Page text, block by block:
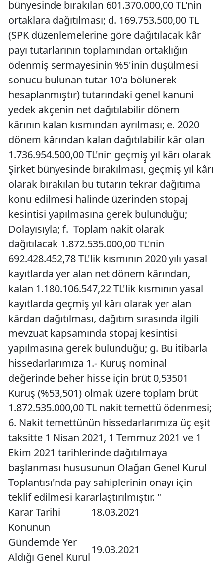
bünyesinde bırakılan 601.370.000,00 TL'nin
ortaklara dağıtılması; d. 169.753.500,00 TL
(SPK düzenlemelerine göre dağıtılacak kâr
payı tutarlarının toplamından ortaklığın
ödenmiş sermayesinin %5'inin düşülmesi
sonucu bulunan tutar 10'a bölünerek
hesaplanmıştır) tutarındaki genel kanuni
yedek akçenin net dağıtılabilir dönem
kârının kalan kısmından ayrılması; e. 2020
dönem kârından kalan dağıtılabilir kâr olan
1.736.954.500,00 TL'nin geçmiş̧ yıl kârı olarak
Şirket bünyesinde bırakılması, geçmiş yıl kârı
olarak bırakılan bu tutarın tekrar dağıtıma
konu edilmesi halinde üzerinden stopaj
kesintisi yapılmasına gerek bulunduğu;
Dolayısıyla; f. Toplam nakit olarak
dağıtılacak 1.872.535.000,00 TL'nin
692.428.452,78 TL'lik kısmının 2020 yılı yasal
kayıtlarda yer alan net dönem kârından,
kalan 1.180.106.547,22 TL'lik kısmının yasal
kayıtlarda geçmiş yıl kârı olarak yer alan
kârdan dağıtılması, dağıtım sırasında ilgili
mevzuat kapsamında stopaj kesintisi
yapılmasına gerek bulunduğu; g. Bu itibarla
hissedarlarımıza 1.- Kuruş nominal
değerinde beher hisse için brüt 0,53501
Kuruş (%53,501) olmak üzere toplam brüt
1.872.535.000,00 TL nakit temettü ödenmesi;
6. Nakit temettünün hissedarlarımıza üç eşit
taksitte 1 Nisan 2021, 1 Temmuz 2021 ve 1
Ekim 2021 tarihlerinde dağıtılmaya
başlanması hususunun Olağan Genel Kurul
Toplantısı'nda pay sahiplerinin onayı için
teklif edilmesi kararlaştırılmıştır. "
Karar Tarihi
18.03.2021
Konunun
Gündemde Yer
Aldığı Genel Kurul
19.03.2021